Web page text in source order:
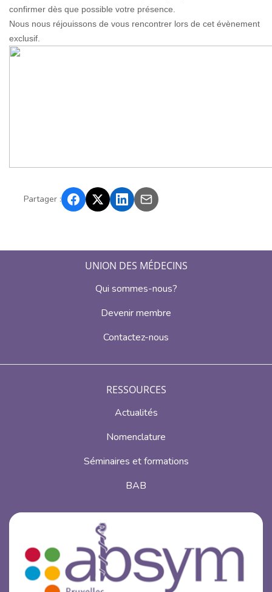
confirmer dès que possible votre présence.
Nous nous réjouissons de vous rencontrer lors de cet évènement
exclusif.
Partager :
UNION DES MÉDECINS
Qui sommes-nous?
Devenir membre
Contactez-nous
RESSOURCES
Actualités
Nomenclature
Séminaires et formations
BAB